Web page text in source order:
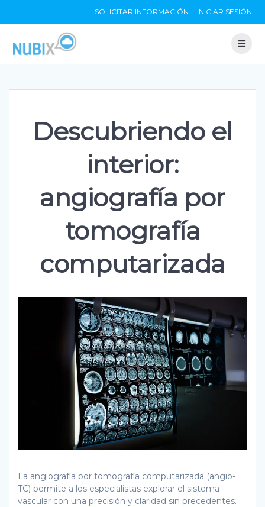
to
SOLICITAR INFORMACIÓN INICIAR SESIÓN
Descubriendo el
interior:
angiografía por
tomografía
computarizada
La angiografía por tomografía computarizada (angio-
TC) permite a los especialistas explorar el sistema
vascular con una precisión y claridad sin precedentes.